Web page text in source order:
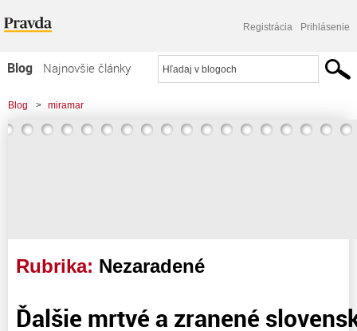
Registrácia Prihlásenie
Blog
Najnovšie články
Najčítanejšie články
Najkomentovanejšie články
Blog > miramar
Rubrika: Nezaradené
Ďalšie mrtvé a zranené